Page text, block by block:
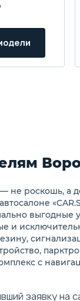
боковых
экокожей
высоте и
панель
не роскошь, а
выгодные
и
с
заявку на